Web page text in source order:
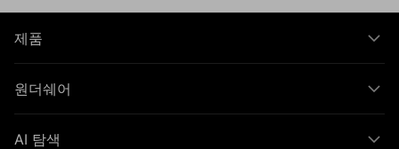
제품
원더쉐어
AI 탐색